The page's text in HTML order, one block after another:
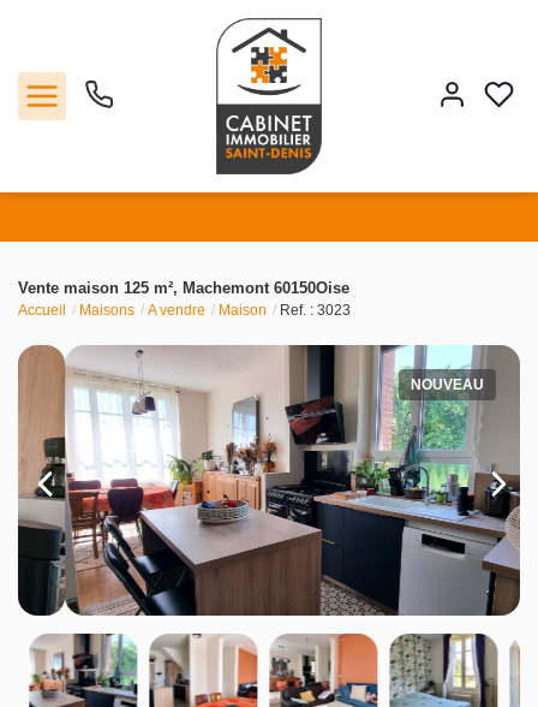
Location
Estimation
Agence
Contact
Vente maison 125 m², Machemont 60150Oise
Accueil Maisons A vendre Maison Ref. : 3023
NOUVEAU